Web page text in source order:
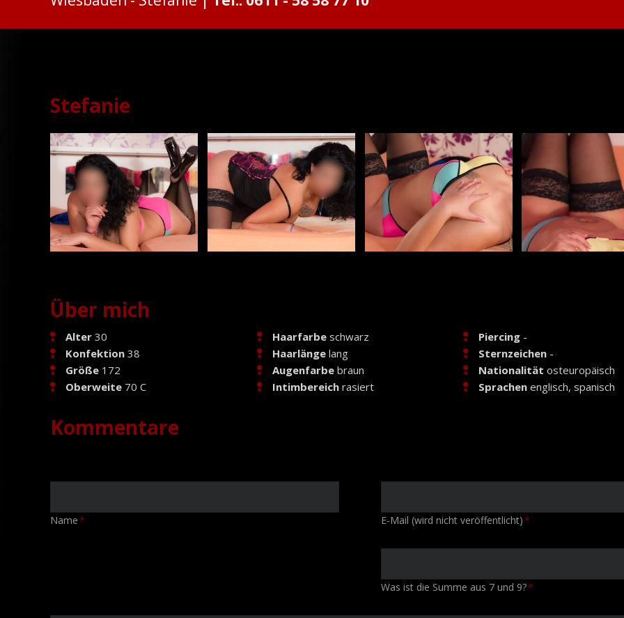
Stefanie
Über mich
Alter 30
Konfektion 38
Größe 172
Oberweite 70 C
Haarfarbeschwarz
Haarlängelang
Augenfarbebraun
Intimbereichrasiert
Piercing -
Sternzeichen -
Nationalität osteuropäisch
Sprachen englisch, spanisch
Kommentare
Pflichtfeld
Name* Pflichtfeld
E-Mail (wird nicht veröffentlicht)*
Was ist die Summe aus 7 und 9?*